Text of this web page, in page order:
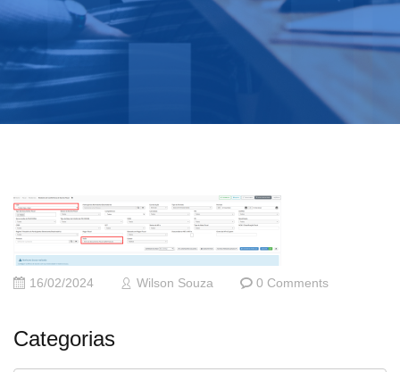
16/02/2024 Wilson Souza 0 Comments
Categorias